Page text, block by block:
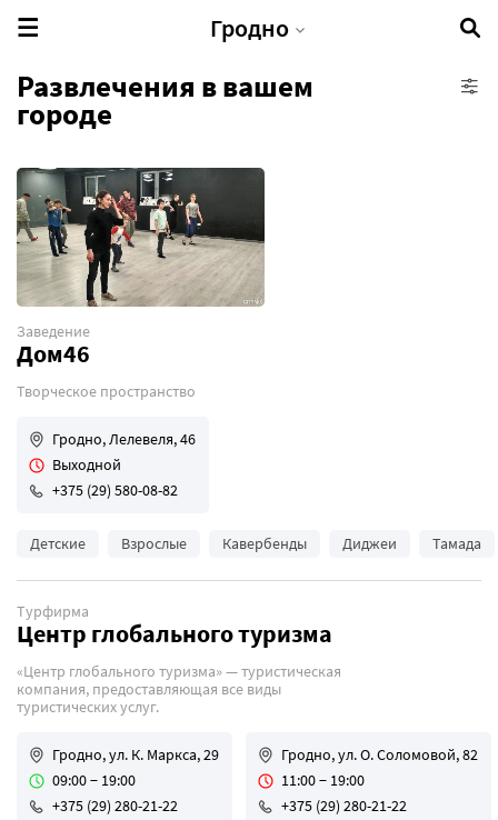
Гродно
Культурный отдых
Экотуризм
Развлекательные центры
Духовные объекты
Развлечения в вашем
городе
Заведение
Дом46
Творческое пространство
Гродно, Лелевеля, 46
Выходной
+375 (29) 580-08-82
Детские Взрослые Кавербенды Диджеи Тамада
Турфирма
Центр глобального туризма
«Центр глобального туризма» — туристическая
компания, предоставляющая все виды
туристических услуг.
Гродно, ул. К. Маркса, 29
09:00 − 19:00
+375 (29) 280-21-22
Гродно, ул. О. Соломовой, 82
11:00 − 19:00
+375 (29) 280-21-22